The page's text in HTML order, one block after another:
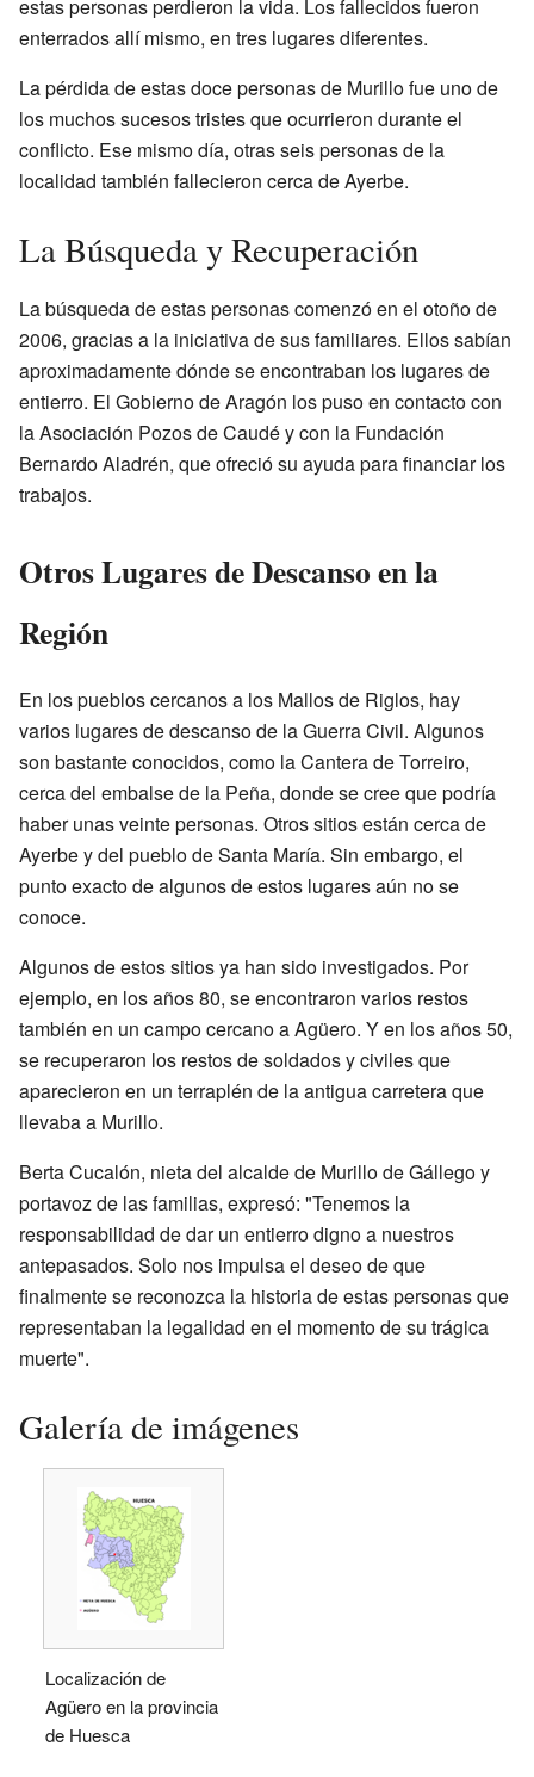
estas personas perdieron la vida. Los fallecidos fueron
enterrados allí mismo, en tres lugares diferentes.
La pérdida de estas doce personas de Murillo fue uno de
los muchos sucesos tristes que ocurrieron durante el
conflicto. Ese mismo día, otras seis personas de la
localidad también fallecieron cerca de Ayerbe.
La Búsqueda y Recuperación
La búsqueda de estas personas comenzó en el otoño de
2006, gracias a la iniciativa de sus familiares. Ellos sabían
aproximadamente dónde se encontraban los lugares de
entierro. El Gobierno de Aragón los puso en contacto con
la Asociación Pozos de Caudé y con la Fundación
Bernardo Aladrén, que ofreció su ayuda para financiar los
trabajos.
Otros Lugares de Descanso en la
Región
En los pueblos cercanos a los Mallos de Riglos, hay
varios lugares de descanso de la Guerra Civil. Algunos
son bastante conocidos, como la Cantera de Torreiro,
cerca del embalse de la Peña, donde se cree que podría
haber unas veinte personas. Otros sitios están cerca de
Ayerbe y del pueblo de Santa María. Sin embargo, el
punto exacto de algunos de estos lugares aún no se
conoce.
Algunos de estos sitios ya han sido investigados. Por
ejemplo, en los años 80, se encontraron varios restos
también en un campo cercano a Agüero. Y en los años 50,
se recuperaron los restos de soldados y civiles que
aparecieron en un terraplén de la antigua carretera que
llevaba a Murillo.
Berta Cucalón, nieta del alcalde de Murillo de Gállego y
portavoz de las familias, expresó: "Tenemos la
responsabilidad de dar un entierro digno a nuestros
antepasados. Solo nos impulsa el deseo de que
finalmente se reconozca la historia de estas personas que
representaban la legalidad en el momento de su trágica
muerte".
Galería de imágenes
Localización de
Agüero en la provincia
de Huesca